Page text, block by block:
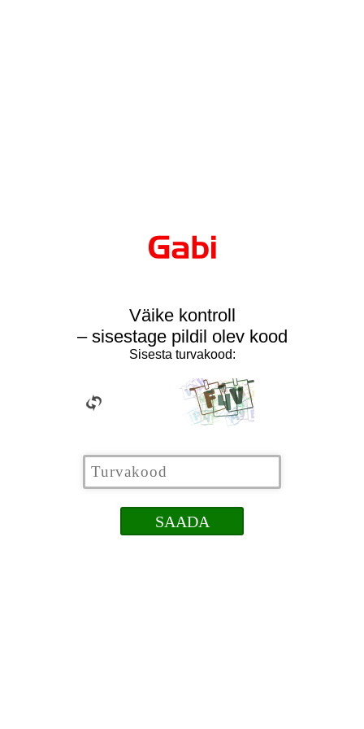
Väike kontroll
– sisestage pildil olev kood
Sisesta turvakood: